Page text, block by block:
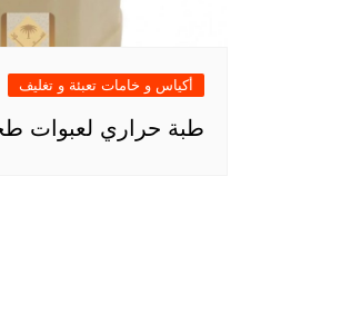
أكياس و خامات تعبئة و تغليف
طبة حراري لعبوات